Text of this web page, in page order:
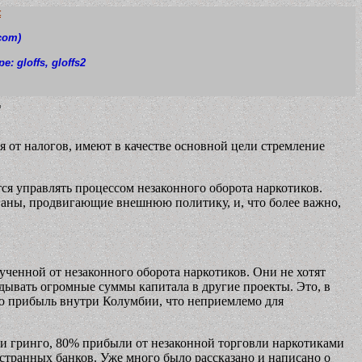
gloffs, gloffs2
налогов, имеют в качестве основной цели стремление
процессом незаконного оборота наркотиков.
продвигающие внешнюю политику, и, что более важно,
от незаконного оборота наркотиков. Они не хотят
огромные суммы капитала в другие проекты. Это, в
прибыль внутри Колумбии, что неприемлемо для
гринго, 80% прибыли от незаконной торговли наркотиками
банков. Уже много было рассказано и написано о